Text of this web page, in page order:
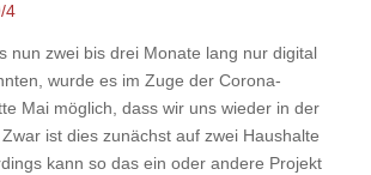
4
nun zwei bis drei Monate lang nur digital
wurde es im Zuge der Corona-
Mai möglich, dass wir uns wieder in der
ist dies zunächst auf zwei Haushalte
kann so das ein oder andere Projekt